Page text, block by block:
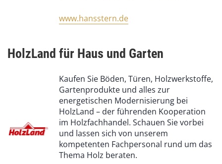
www.hansstern.de
HolzLand für Haus und Garten
Kaufen Sie Böden, Türen, Holzwerkstoffe,
Gartenprodukte und alles zur
energetischen Modernisierung bei
HolzLand – der führenden Kooperation
im Holzfachhandel. Schauen Sie vorbei
und lassen sich von unserem
kompetenten Fachpersonal rund um das
Thema Holz beraten.